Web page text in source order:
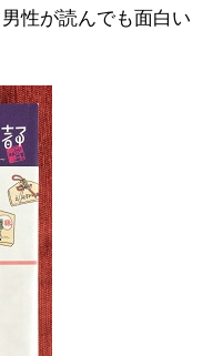
性が読んでも面白い